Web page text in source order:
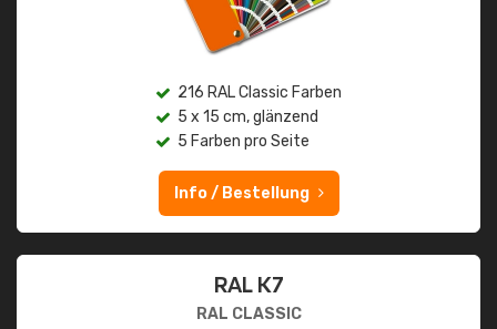
216 RAL Classic Farben
5 x 15 cm, glänzend
5 Farben pro Seite
Info / Bestellung
RAL K7
RAL CLASSIC